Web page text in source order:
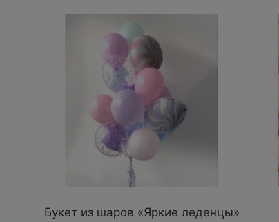
Букет из шаров «Яркие леденцы»